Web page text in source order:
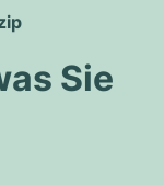
Sie